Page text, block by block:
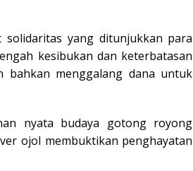
solidaritas yang ditunjukkan para
kesibukan dan keterbatasan
bahkan menggalang dana untuk
nyata budaya gotong royong
ojol membuktikan penghayatan